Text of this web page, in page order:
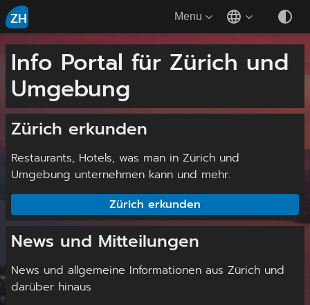
ZH Menu
Info Portal für Zürich und
Umgebung
Zürich erkunden
Restaurants, Hotels, was man in Zürich und
Umgebung unternehmen kann und mehr.
Zürich erkunden
News und Mitteilungen
News und allgemeine Informationen aus Zürich und
darüber hinaus